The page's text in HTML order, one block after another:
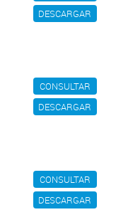
DESCARGAR
CONSULTAR
DESCARGAR
CONSULTAR
DESCARGAR